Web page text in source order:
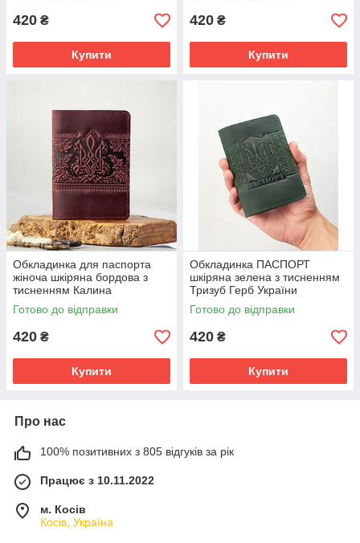
420 ₴
Купити
420 ₴
Купити
Обкладинка для паспорта
жіноча шкіряна бордова з
тисненням Калина
Готово до відправки
420 ₴
Купити
Обкладинка ПАСПОРТ
шкіряна зелена з тисненням
Тризуб Герб України
Готово до відправки
420 ₴
Купити
Про нас
100% позитивних з 805 відгуків за рік
Працює з 10.11.2022
м. Косів
Косів, Україна